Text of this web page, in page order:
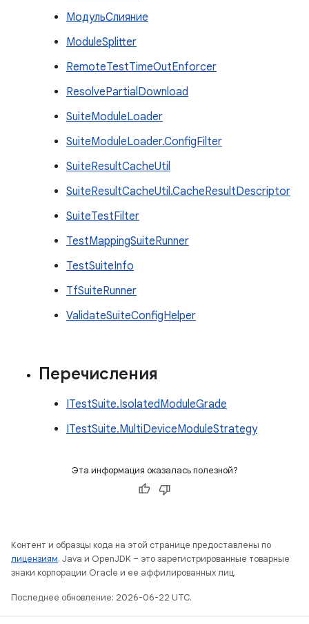
МодульСлияние
ModuleSplitter
RemoteTestTimeOutEnforcer
ResolvePartialDownload
SuiteModuleLoader
SuiteModuleLoader.ConfigFilter
SuiteResultCacheUtil
SuiteResultCacheUtil.CacheResultDescriptor
SuiteTestFilter
TestMappingSuiteRunner
TestSuiteInfo
TfSuiteRunner
ValidateSuiteConfigHelper
Перечисления
ITestSuite.IsolatedModuleGrade
ITestSuite.MultiDeviceModuleStrategy
Эта информация оказалась полезной?
Контент и образцы кода на этой странице предоставлены по
лицензиям. Java и OpenJDK – это зарегистрированные товарные
знаки корпорации Oracle и ее аффилированных лиц.
Последнее обновление: 2026-06-22 UTC.